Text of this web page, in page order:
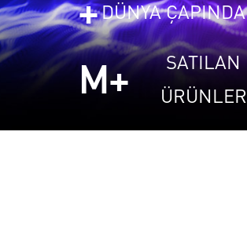
+DÜNYA ÇAPINDA
M+
SATILAN
ÜRÜNLER